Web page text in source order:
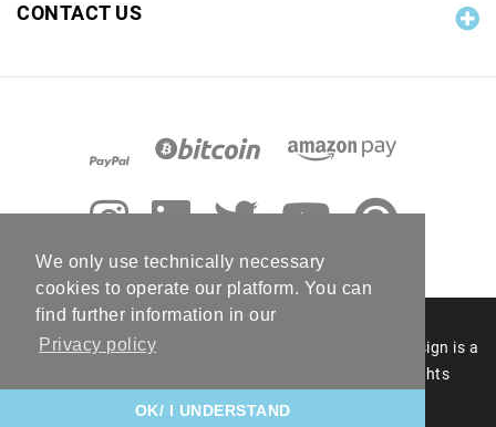
We only use technically necessary
cookies to operate our platform. You can
find further information in our
Privacy policy
OK/ I UNDERSTAND
CONTACT US
© 2006 - 2026 RC Photo Stock. The RC Photo Stock design is a
registered figurative mark of RC Photo Stock. All rights
reserved.